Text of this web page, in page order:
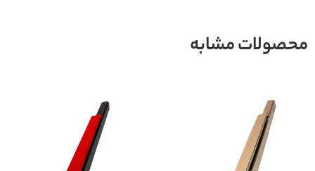
محصولات مشابه